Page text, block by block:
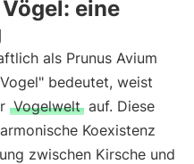
eine
als Prunus Avium
bedeutet, weist
Vogelwelt auf. Diese
Koexistenz
zwischen Kirsche und